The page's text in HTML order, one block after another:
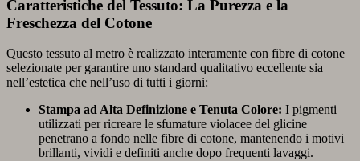
Caratteristiche del Tessuto: La Purezza e la
Freschezza del Cotone
Questo tessuto al metro è realizzato interamente con fibre di cotone
selezionate per garantire uno standard qualitativo eccellente sia
nell’estetica che nell’uso di tutti i giorni:
Stampa ad Alta Definizione e Tenuta Colore: I pigmenti
utilizzati per ricreare le sfumature violacee del glicine
penetrano a fondo nelle fibre di cotone, mantenendo i motivi
brillanti, vividi e definiti anche dopo frequenti lavaggi.